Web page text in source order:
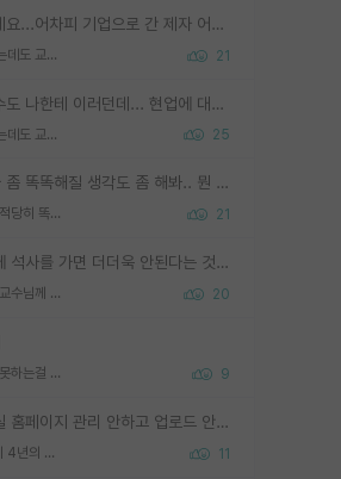
연 끊으세요...어차피 기업으로 간 제자 어떻게 못합니다. 기업에서는 교수들 사기꾼으로 보는 시선도 강하고, 앞에서나 교수님하고 떠받들어주지 많이 무시합니다. 영향력도 0에 수렴합니다. 그리고 생각해보십시오. 석사로 기업간 제자가 무슨 힘이 있다고 과제를 달라고 합니까? 말만 교수지 무능력자라고 생각합니다. 세금이 아깝습니다.
석사 받았는데도 교수랑 연락한다. 21
우리 교수도 나한테 이러던데... 현업에 대해 이해가 전혀 없고, 자기 말이면 다 되는 줄 알고. 학위동안 지도는 커녕 잡일만 시켜놓고 이제와서 주기적으로 연락 없으면 싸가지 없는 제자가 되버림.
석사 받았는데도 교수랑 연락한다. 25
그.. 니가 좀 똑똑해질 생각도 좀 해봐.. 뭔 연구를 선배랑 계속 같이할 생각을하냐 박사과정이
진짜 제발 적당히 똑똑한 박사과정이라도 위에 있었으면.. 21
그런 곳에 석사를 가면 더더욱 안된다는 것을 깨달으시면 된겁니다!
제가 자대 교수님께 무례하게 행동한 걸까요? 20
왜 후배가 못하는걸 교수님은 내 책임으로 돌리는걸까요? 9
그냥 랩실 홈페이지 관리 안하고 업로드 안한거 아님?
연구실적이 4년의 공백이 있는거 어떻게 생각하냐 11